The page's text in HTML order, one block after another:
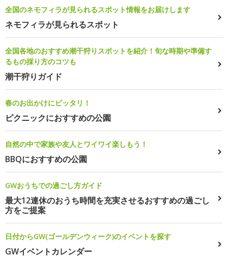
全国のネモフィラが見られるスポット情報をお届けします
ネモフィラが見られるスポット
全国各地のおすすめ潮干狩りスポットを紹介！旬な時期や準備す
るもの採り方のコツも
潮干狩りガイド
春のお出かけにピッタリ！
ピクニックにおすすめの公園
自然の中で家族や友人とワイワイ楽しもう！
BBQにおすすめの公園
GWおうちでの過ごし方ガイド
最大12連休のおうち時間を充実させるおすすめの過ごし
方をご提案
日付からGW(ゴールデンウィーク)のイベントを探す
GWイベントカレンダー